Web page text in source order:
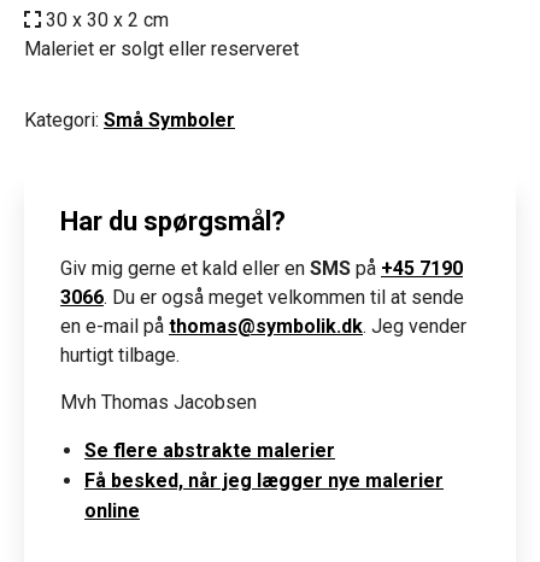
30 x 30 x 2 cm
Maleriet er solgt eller reserveret
Kategori: Små Symboler
Har du spørgsmål?
Giv mig gerne et kald eller en SMS på +45 7190
3066. Du er også meget velkommen til at sende
en e-mail på thomas@symbolik.dk. Jeg vender
hurtigt tilbage.
Mvh Thomas Jacobsen
Se flere abstrakte malerier
Få besked, når jeg lægger nye malerier
online